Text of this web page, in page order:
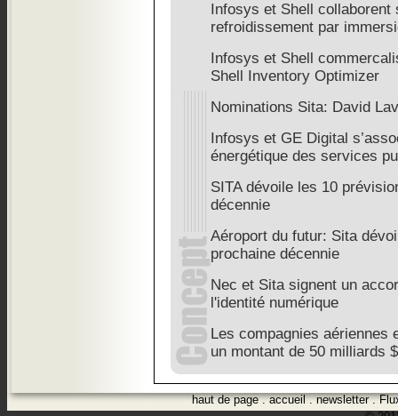
Infosys et Shell collaborent
refroidissement par
Infosys et Shell
Shell Inventory Optimizer
Nominations Sita: David
Infosys et GE Digital
énergétique des services
SITA dévoile les 10
décennie
Aéroport du futur: Sita
prochaine décennie
Nec et Sita signent un
l'identité numérique
Les compagnies aériennes
un montant de 50 milliards $
haut de page.accueil.newsletter.